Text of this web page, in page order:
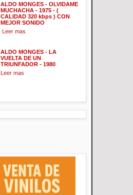
ALDO MONGES - OLVIDAME
MUCHACHA - 1975 - (
CALIDAD 320 kbps ) CON
MEJOR SONIDO
Leer mas
ALDO MONGES - LA
VUELTA DE UN
TRIUNFADOR - 1980
Leer mas